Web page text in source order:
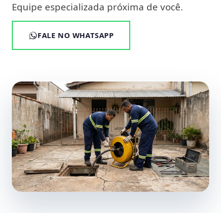
Equipe especializada próxima de você.
FALE NO WHATSAPP